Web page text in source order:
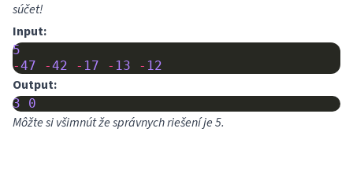
súčet!
Input:
5
-47 -42 - 17 - 13 - 12
Output:
3 0
Môžte si všimnút že správnych riešení je 5.